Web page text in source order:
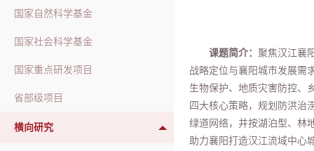
国家自然科学基金
国家社会科学基金
国家重点研发项目
省部级项目
横向研究
课题简介： 聚焦汉江襄
战略定位与襄阳城市发展需
生物保护、地质灾害防控、
四大核心策略，规划防洪治
绿道网络，并按湖泊型、林
助力襄阳打造汉江流域中心